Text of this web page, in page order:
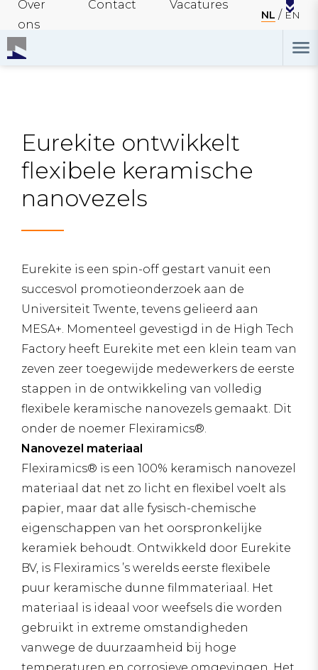
Over
ons
Contact Vacatures
NL EN
Eurekite ontwikkelt
flexibele keramische
nanovezels
Eurekite is een spin-off gestart vanuit een
succesvol promotieonderzoek aan de
Universiteit Twente, tevens gelieerd aan
MESA+. Momenteel gevestigd in de High Tech
Factory heeft Eurekite met een klein team van
zeven zeer toegewijde medewerkers de eerste
stappen in de ontwikkeling van volledig
flexibele keramische nanovezels gemaakt. Dit
onder de noemer Flexiramics®.
Nanovezel materiaal
Flexiramics® is een 100% keramisch nanovezel
materiaal dat net zo licht en flexibel voelt als
papier, maar dat alle fysisch-chemische
eigenschappen van het oorspronkelijke
keramiek behoudt. Ontwikkeld door Eurekite
BV, is Flexiramics ’s werelds eerste flexibele
puur keramische dunne filmmateriaal. Het
materiaal is ideaal voor weefsels die worden
gebruikt in extreme omstandigheden
vanwege de duurzaamheid bij hoge